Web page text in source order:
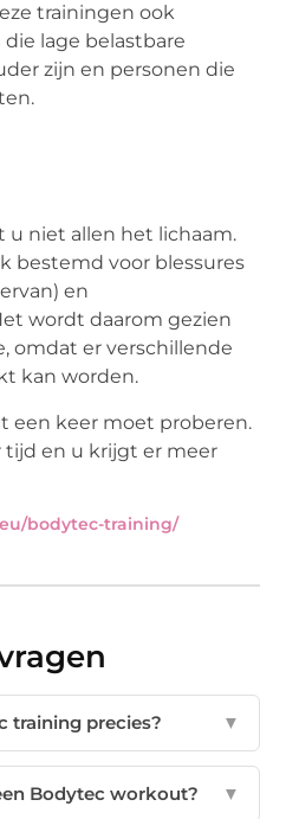
trainingen ook
lage belastbare
zijn en personen die
u niet allen het lichaam.
bestemd voor blessures
en
wordt daarom gezien
omdat er verschillende
kan worden.
een keer moet proberen.
en u krijgt er meer
bodytec-training/
training precies? ▼
Bodytec workout? ▼